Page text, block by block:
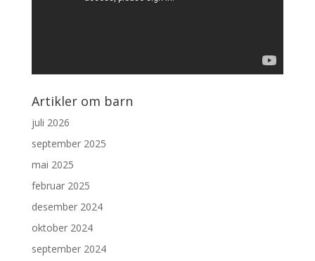
Artikler om barn
juli 2026
september 2025
mai 2025
februar 2025
desember 2024
oktober 2024
september 2024